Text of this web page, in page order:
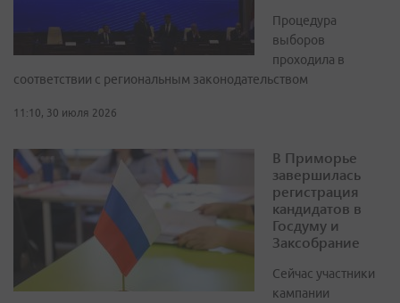
Процедура
выборов
проходила в
соответствии с региональным законодательством
11:10, 30 июля 2026
В Приморье
завершилась
регистрация
кандидатов в
Госдуму и
Заксобрание
Сейчас участники
кампании